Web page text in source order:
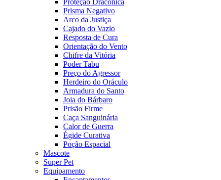
Proteção Dracônica
Prisma Negativo
Arco da Justiça
Cajado do Vazio
Resposta de Cura
Orientação do Vento
Chifre da Vitória
Poder Tabu
Preço do Agressor
Herdeiro do Oráculo
Armadura do Santo
Joia do Bárbaro
Prisão Firme
Caça Sanguinária
Calor de Guerra
Égide Curativa
Poção Espacial
Mascote
Super Pet
Equipamento